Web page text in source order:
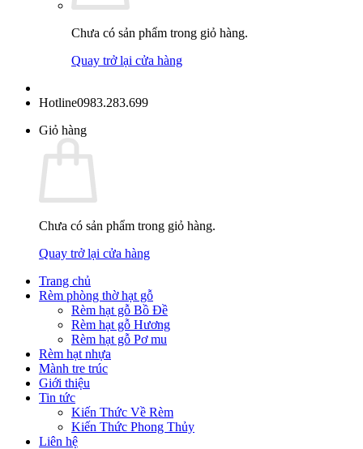
Chưa có sản phẩm trong giỏ hàng.
Quay trở lại cửa hàng
Hotline0983.283.699
Giỏ hàng
Chưa có sản phẩm trong giỏ hàng.
Quay trở lại cửa hàng
Trang chủ
Rèm phòng thờ hạt gỗ
Rèm hạt gỗ Bồ Đề
Rèm hạt gỗ Hương
Rèm hạt gỗ Pơ mu
Rèm hạt nhựa
Mành tre trúc
Giới thiệu
Tin tức
Kiến Thức Về Rèm
Kiến Thức Phong Thủy
Liên hệ